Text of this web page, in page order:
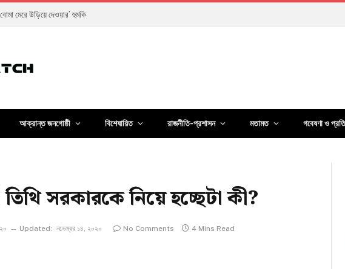
নেতারা দুই বছর কী করছেন?
আক্রান্ত জনগোষ্ঠী বিশেষায়িত রাজনীতি-প্রশাসন মতামত গবেষণা ও
তিথি সরকারকে নিয়ে হচ্ছেটা কী?
Updated: নভেম্বর ১৪, ২০২০ No Comments 4 Mins Read